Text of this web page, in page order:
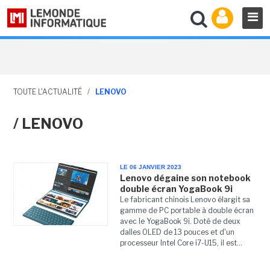
TOUTE L'ACTUALITÉ / LENOVO
/ LENOVO
LE 06 JANVIER 2023
Lenovo dégaine son notebook
double écran YogaBook 9i
Le fabricant chinois Lenovo élargit sa
gamme de PC portable à double écran
avec le YogaBook 9i. Doté de deux
dalles OLED de 13 pouces et d'un
processeur Intel Core i7-U15, il est...